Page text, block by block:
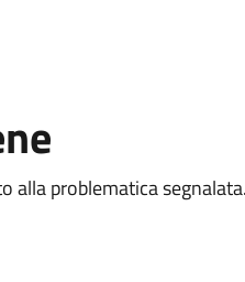
alla problematica segnalata.